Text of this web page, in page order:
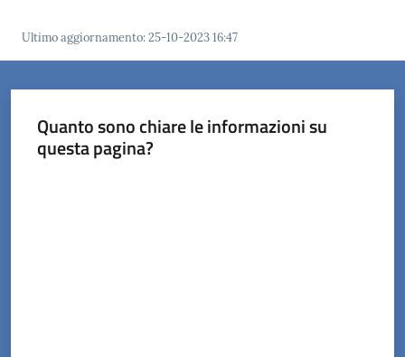
Tossignano
Menu selezionato
Ultimo aggiornamento:25-10-2023 16:47
Quanto sono chiare le informazioni su
questa pagina?